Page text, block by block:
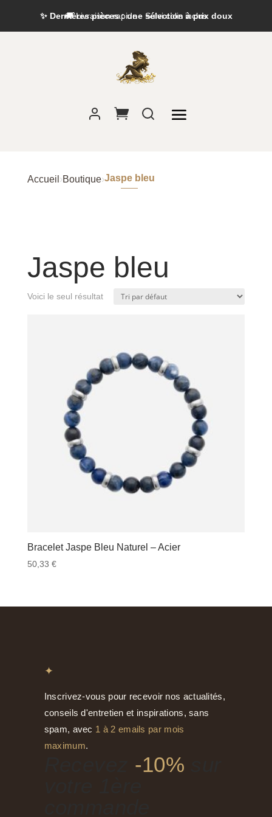
🚚 Livraison rapide · Suivi colis inclus
✨ Dernières pièces : une sélection à prix doux
Accueil ›Boutique›Jaspe bleu
Jaspe bleu
Voici le seul résultat
Bracelet Jaspe Bleu Naturel – Acier
50,33 €
✦
Inscrivez-vous pour recevoir nos actualités,
conseils d'entretien et inspirations, sans
spam, avec 1 à 2 emails par mois
maximum.
-10%